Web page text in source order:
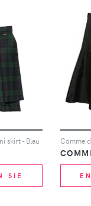
skirt - Blau
SIE